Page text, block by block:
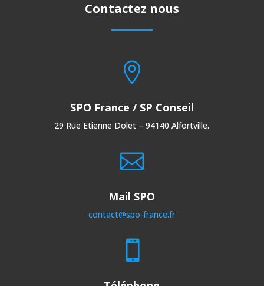
Contactez nous

SPO France / SP Conseil
29 Rue Etienne Dolet – 94140 Alfortville.

Mail SPO
contact@spo-france.fr
